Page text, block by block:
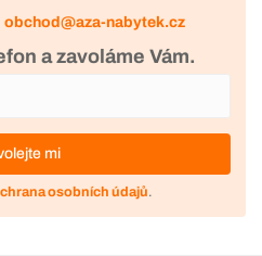
obchod@aza-nabytek.cz
a zavoláme Vám.
mi
osobních údajů.